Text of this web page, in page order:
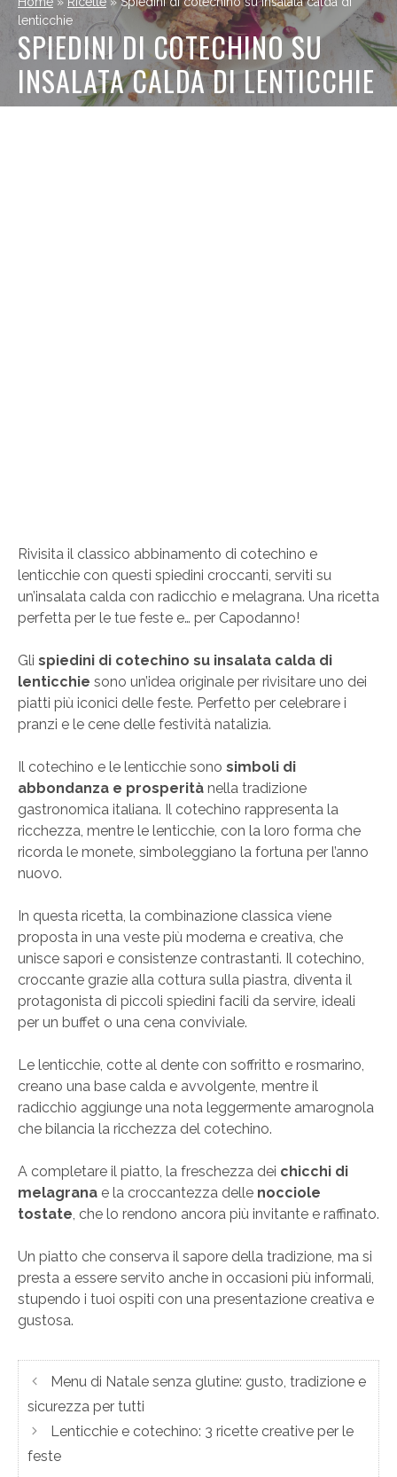
lenticchie
SPIEDINI DI COTECHINO SU
INSALATA CALDA DI LENTICCHIE
Rivisita il classico abbinamento di cotechino e
lenticchie con questi spiedini croccanti, serviti su
un’insalata calda con radicchio e melagrana. Una ricetta
perfetta per le tue feste e… per Capodanno!
Gli spiedini di cotechino su insalata calda di
lenticchie sono un’idea originale per rivisitare uno dei
piatti più iconici delle feste. Perfetto per celebrare i
pranzi e le cene delle festività natalizia.
Il cotechino e le lenticchie sono simboli di
abbondanza e prosperità nella tradizione
gastronomica italiana. Il cotechino rappresenta la
ricchezza, mentre le lenticchie, con la loro forma che
ricorda le monete, simboleggiano la fortuna per l’anno
nuovo.
In questa ricetta, la combinazione classica viene
proposta in una veste più moderna e creativa, che
unisce sapori e consistenze contrastanti. Il cotechino,
croccante grazie alla cottura sulla piastra, diventa il
protagonista di piccoli spiedini facili da servire, ideali
per un buffet o una cena conviviale.
Le lenticchie, cotte al dente con soffritto e rosmarino,
creano una base calda e avvolgente, mentre il
radicchio aggiunge una nota leggermente amarognola
che bilancia la ricchezza del cotechino.
A completare il piatto, la freschezza dei chicchi di
melagrana e la croccantezza delle nocciole
tostate, che lo rendono ancora più invitante e raffinato.
Un piatto che conserva il sapore della tradizione, ma si
presta a essere servito anche in occasioni più informali,
stupendo i tuoi ospiti con una presentazione creativa e
gustosa.
Menu di Natale senza glutine: gusto, tradizione e
sicurezza per tutti
Lenticchie e cotechino: 3 ricette creative per le
feste